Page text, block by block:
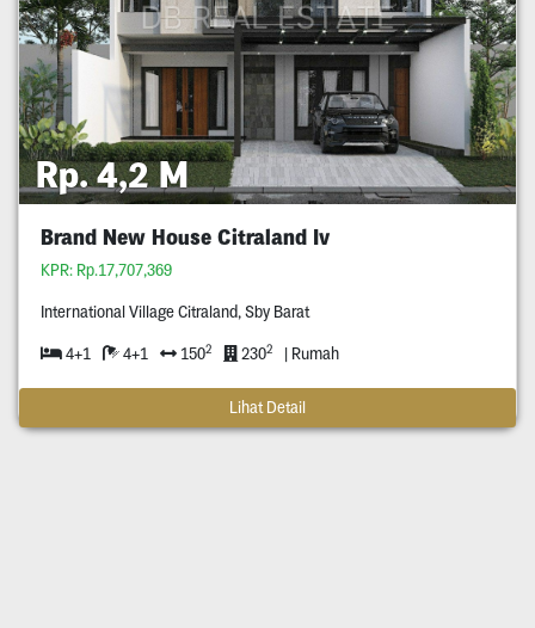
Rp. 4,2 M
Brand New House Citraland Iv
KPR: Rp.17,707,369
International Village Citraland, Sby Barat
4+1 4+1 1502 2302 | Rumah
Lihat Detail